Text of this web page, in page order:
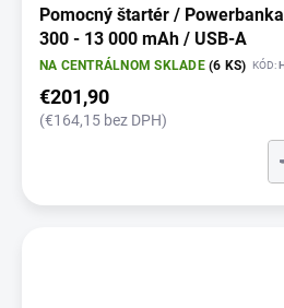
Pomocný štartér /
300 - 13 000 mAh / USB-A
NA CENTRÁLNOM SKLADE(6 KS) KÓD:
€201,90
(€164,15 bez DPH)